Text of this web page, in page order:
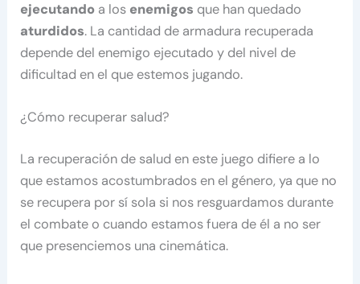
ejecutando a los enemigos que han quedado
aturdidos. La cantidad de armadura recuperada
depende del enemigo ejecutado y del nivel de
dificultad en el que estemos jugando.
¿Cómo recuperar salud?
La recuperación de salud en este juego difiere a lo
que estamos acostumbrados en el género, ya que no
se recupera por sí sola si nos resguardamos durante
el combate o cuando estamos fuera de él a no ser
que presenciemos una cinemática.